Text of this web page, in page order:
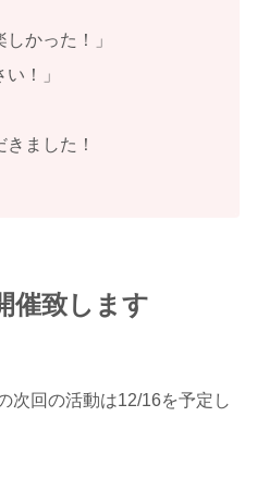
かった！」
！」
ました！
催致します
次回の活動は12/16を予定し